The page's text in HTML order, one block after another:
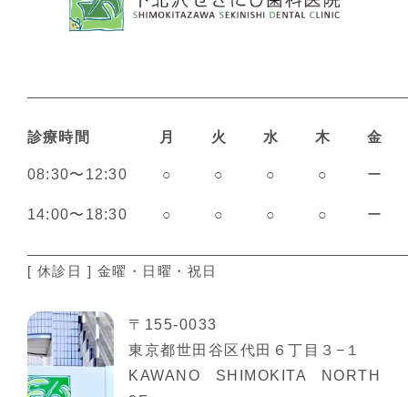
診療時間 月 火 水 木 金
08:30〜12:30 ○ ○ ○ ○ ー
14:00〜18:30 ○ ○ ○ ○ ー
[ 休診日 ] 金曜・日曜・祝日
〒155-0033
東京都世田谷区代田６丁目３−１
KAWANO SHIMOKITA NORTH